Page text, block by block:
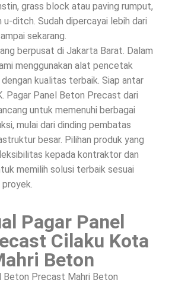
grass block atau paving rumput,
ditch. Sudah dipercayai lebih dari
sekarang.
berpusat di Jakarta Barat. Dalam
menggunakan alat pencetak
kualitas terbaik. Siap antar
Pagar Panel Beton Precast dari
untuk memenuhi berbagai
mulai dari dinding pembatas
besar. Pilihan produk yang
kepada kontraktor dan
memilih solusi terbaik sesuai
Pagar Panel
Cilaku Kota
Beton
Beton Precast Mahri Beton